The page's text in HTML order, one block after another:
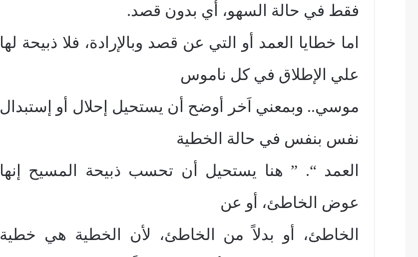
فقط في حالة السهو، أي بدون قصد.
اما خطايا العمد أو التي عن قصد وبالإرادة، فلا ذبيحة لها
علي الإطلاق في كل ناموس
موسي.. وبمعني اَخر أوضح أن يستحيل إحلال أو إستبدال
نفس بنفس في حالة الخطية
العمد “. ” هنا يستحيل أن تحسب ذبيحة المسيح إنها
عوض الخاطئ، أو عن
الخاطئ، أو بدلاً من الخاطئ، لأن الخطية هي خطية